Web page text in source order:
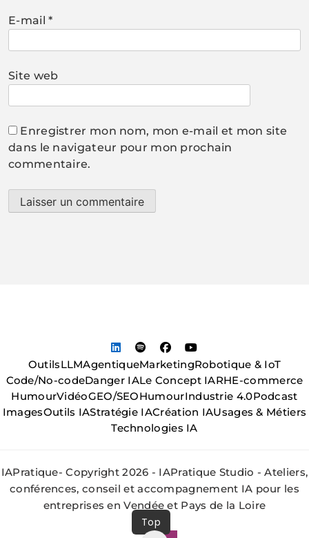
E-mail*
Site web
Enregistrer mon nom, mon e-mail et mon site
dans le navigateur pour mon prochain
commentaire.
OutilsLLMAgentiqueMarketingRobotique & IoT
Code/No-codeDanger IALe Concept IARHE-commerce
HumourVidéoGEO/SEOHumourIndustrie 4.0Podcast
ImagesOutils IAStratégie IACréation IAUsages & Métiers
Technologies IA
IAPratique- Copyright 2026 - IAPratique Studio - Ateliers,
conférences, conseil et accompagnement IA pour les
entreprises en Vendée et Pays de la Loire
Top